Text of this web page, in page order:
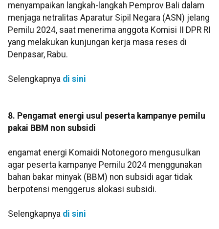
menyampaikan langkah-langkah Pemprov Bali dalam
menjaga netralitas Aparatur Sipil Negara (ASN) jelang
Pemilu 2024, saat menerima anggota Komisi II DPR RI
yang melakukan kunjungan kerja masa reses di
Denpasar, Rabu.
Selengkapnya di sini
8. Pengamat energi usul peserta kampanye pemilu
pakai BBM non subsidi
engamat energi Komaidi Notonegoro mengusulkan
agar peserta kampanye Pemilu 2024 menggunakan
bahan bakar minyak (BBM) non subsidi agar tidak
berpotensi menggerus alokasi subsidi.
Selengkapnya di sini